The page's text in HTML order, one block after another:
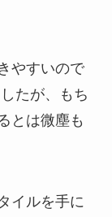
やすいので
たが、もち
とは微塵も
イルを手に